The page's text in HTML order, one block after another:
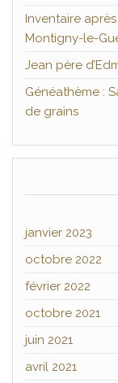
Inventaire
Montigny-le-
Jean père
Généathème :
de grains
janvier 2023
octobre 2022
février 2022
octobre 2021
juin 2021
avril 2021